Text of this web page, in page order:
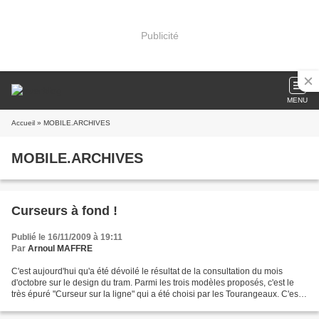
Publicité
MENU
Accueil » MOBILE.ARCHIVES
MOBILE.ARCHIVES
Curseurs à fond !
Publié le 16/11/2009 à 19:11
Par Arnoul MAFFRE
C'est aujourd'hui qu'a été dévoilé le résultat de la consultation du mois
d'octobre sur le design du tram. Parmi les trois modèles proposés, c'est le
très épuré "Curseur sur la ligne" qui a été choisi par les Tourangeaux. C'est